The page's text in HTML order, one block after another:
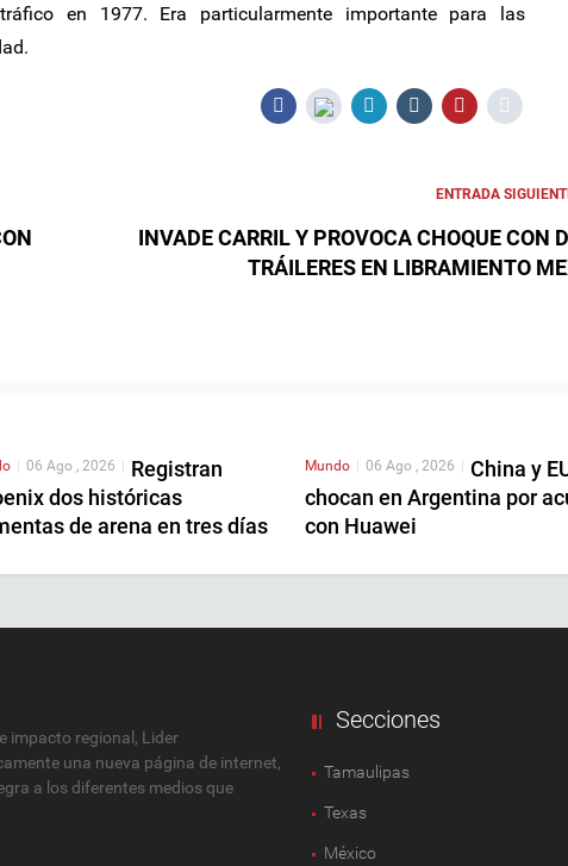
en 1977. Era particularmente importante para las
ENTRADA
INVADE CARRIL Y PROVOCA CHOQUE CON
TRÁILERES EN LIBRAMIENTO
| 06 Ago , 2026 | Registran
dos históricas
de arena en tres días
Mundo | 06 Ago , 2026 | China y
chocan en Argentina por
con Huawei
impacto regional, Lider
una nueva página de internet,
a los diferentes medios que
Secciones
Tamaulipas
Texas
México